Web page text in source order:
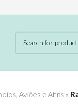
Aviões e Afins »